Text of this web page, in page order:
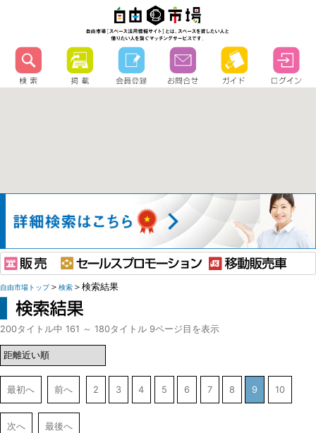
自由市場トップ＞ 検索 ＞検索結果
200タイトル中 161 ～ 180タイトル 9ページ目を表示
最初へ 前へ 2 3 4 5 6 7 8 9 10
次へ 最後へ